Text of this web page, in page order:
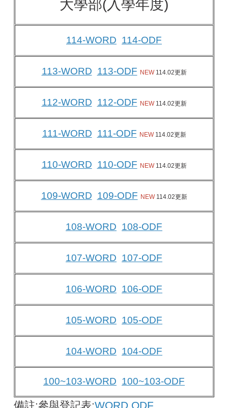
大學部(入學年度)
114-WORD 114-ODF
113-WORD 113-ODF NEW114.02更新
112-WORD 112-ODF NEW114.02更新
111-WORD 111-ODF NEW114.02更新
110-WORD 110-ODF NEW114.02更新
109-WORD 109-ODF NEW114.02更新
108-WORD 108-ODF
107-WORD 107-ODF
106-WORD 106-ODF
105-WORD 105-ODF
104-WORD 104-ODF
100~103-WORD 100~103-ODF
備註:參與登記表:WORD ODF